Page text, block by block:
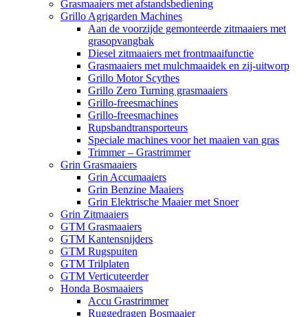
Grasmaaiers met afstandsbediening
Grillo Agrigarden Machines
Aan de voorzijde gemonteerde zitmaaiers met
grasopvangbak
Diesel zitmaaiers met frontmaaifunctie
Grasmaaiers met mulchmaaidek en zij-uitworp
Grillo Motor Scythes
Grillo Zero Turning grasmaaiers
Grillo-freesmachines
Grillo-freesmachines
Rupsbandtransporteurs
Speciale machines voor het maaien van gras
Trimmer – Grastrimmer
Grin Grasmaaiers
Grin Accumaaiers
Grin Benzine Maaiers
Grin Elektrische Maaier met Snoer
Grin Zitmaaiers
GTM Grasmaaiers
GTM Kantensnijders
GTM Rugspuiten
GTM Trilplaten
GTM Verticuteerder
Honda Bosmaaiers
Accu Grastrimmer
Ruggedragen Bosmaaier